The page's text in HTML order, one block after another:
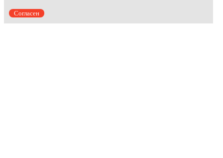
Согласен